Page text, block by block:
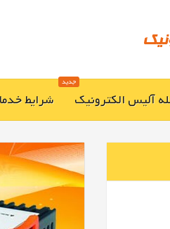
آلیس الکترونیک
جدید
شرایط